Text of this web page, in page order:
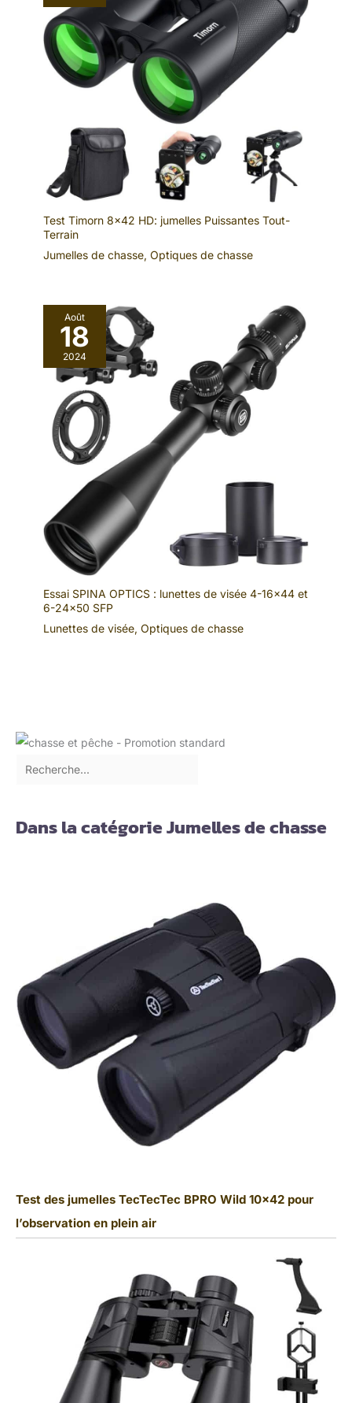
Test Timorn 8×42 HD: jumelles Puissantes Tout-
Terrain
Jumelles de chasse, Optiques de chasse
Août
18
2024
Essai SPINA OPTICS : lunettes de visée 4-16×44 et
6-24×50 SFP
Lunettes de visée, Optiques de chasse
Dans la catégorie Jumelles de chasse
Test des jumelles TecTecTec BPRO Wild 10×42 pour
l’observation en plein air